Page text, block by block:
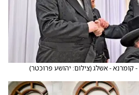
קומרנא - אשלג(צילום: יהושע פרוכטר)